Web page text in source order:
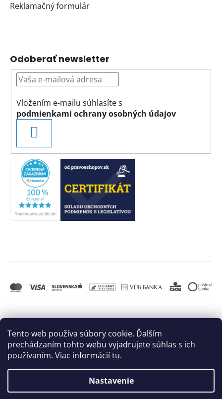
Tento web používa súbory cookie. Ďalším
prechádzaním tohto webu vyjadrujete súhlas s ich
používaním. Viac informáciítu.
Nastavenie
Reklamačný formulár
Odoberať newsletter
Vložením e-mailu súhlasíte s
podmienkami ochrany osobných údajov
SA